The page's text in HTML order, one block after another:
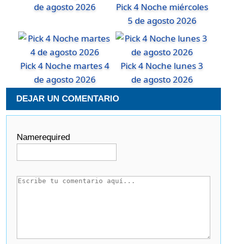
de agosto 2026
Pick 4 Noche miércoles
5 de agosto 2026
Pick 4 Noche martes 4
de agosto 2026
Pick 4 Noche lunes 3
de agosto 2026
DEJAR UN COMENTARIO
Namerequired